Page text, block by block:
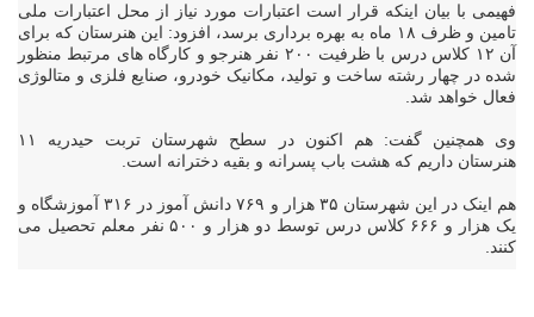
فهیمی با بیان اینکه قرار است اعتبارات مورد نیاز از محل اعتبارات ملی
تامین و ظرف ۱۸ ماه به بهره برداری برسد، افزود: این هنرستان که برای
آن ۱۲ کلاس درس با ظرفیت ۲۰۰ نفر هنرجو و کارگاه های مرتبط منظور
شده در چهار رشته ساخت و تولید، مکانیک خودرو، صنایع فلزی و متالوژی
فعال خواهد شد.
وی همچنین گفت: هم اکنون در سطح شهرستان تربت حیدریه ۱۱
هنرستان داریم که هشت باب پسرانه و بقیه دخترانه است.
هم اینک در این شهرستان ۳۵ هزار و ۷۶۹ دانش آموز در ۳۱۶ آموزشگاه و
یک هزار و ۶۶۶ کلاس درس توسط دو هزار و ۵۰۰ نفر معلم تحصیل می
کنند.